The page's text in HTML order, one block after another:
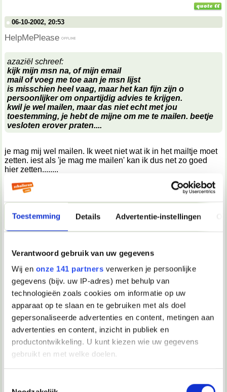
Toestemming Details Advertentie-instellingen
Verantwoord gebruik van uw gegevens
Wij en onze 141 partners verwerken je persoonlijke
gegevens (bijv. uw IP-adres) met behulp van
technologieën zoals cookies om informatie op uw
apparaat op te slaan en te gebruiken met als doel
gepersonaliseerde advertenties en content, metingen aan
advertenties en content, inzicht in publiek en
productontwikkeling. U kunt kiezen wie uw gegevens
gebruikt en met welke doelen.
06-10-2002, 20:53
HelpMePlease
azaziël schreef:
kijk mijn msn na, of mijn email
mail of voeg me toe aan je msn lijst
is misschien heel vaag, maar het kan fijn zijn o
persoonlijker om onpartijdig advies te krijgen.
kwil je wel mailen, maar das niet echt met jou
toestemming, je hebt de mijne om me te mailen. beetje
vesloten erover praten....
je mag mij wel mailen. Ik weet niet wat ik in het mailtje moet
zetten. iest als 'je mag me mailen' kan ik dus net zo goed
hier zetten........
mag me ook toevoegen op msn hoor.
voel me klote, thnx dat je je hulp aanbied
__________________
Wat heb je aan mensen die je alleen kunt benaderen met de juiste woorden?
06-10-2002, 21:12
Orion16
Klote zeg..
06-10-2002, 22:04
Narusegawa
Hallo,
Eigenlijk heb ik mij nooit zo gerealiseerd dat ADHD
er zo tussenuit bent gehaald door de leraren. Mijn